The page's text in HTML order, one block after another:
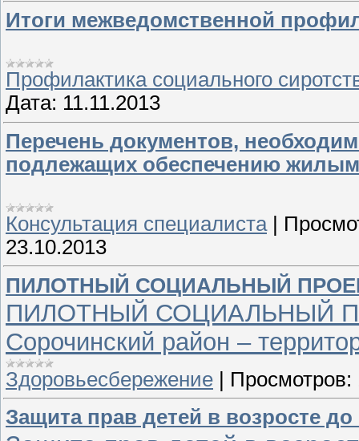
Итоги межведомственной
Профилактика социального
Дата: 11.11.2013
Перечень документов,
подлежащих обеспечению
Консультация специалиста|
23.10.2013
ПИЛОТНЫЙ СОЦИАЛЬНЫЙ
ПИЛОТНЫЙ СОЦИАЛЬНЫЙ
Сорочинский район –
Здоровьесбережение | Просмотров:
Защита прав детей в возросте до